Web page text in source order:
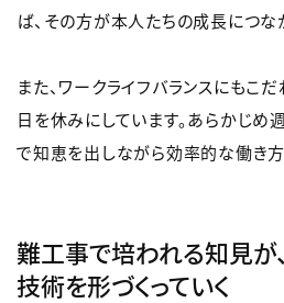
ば、その方が本人たちの成長につな
また、ワークライフバランスにもこ
日を休みにしています。あらかじめ
で知恵を出しながら効率的な働き方
難工事で培われる知見が
技術を形づくっていく